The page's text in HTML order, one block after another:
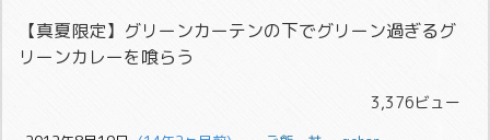
【真夏限定】グリーンカーテンの下でグリーン過ぎるグ
リーンカレーを喰らう
3,376ビュー